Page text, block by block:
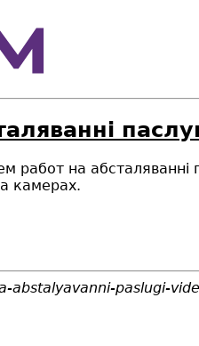
работ на
камерах.
abstalyavanni-paslugi-